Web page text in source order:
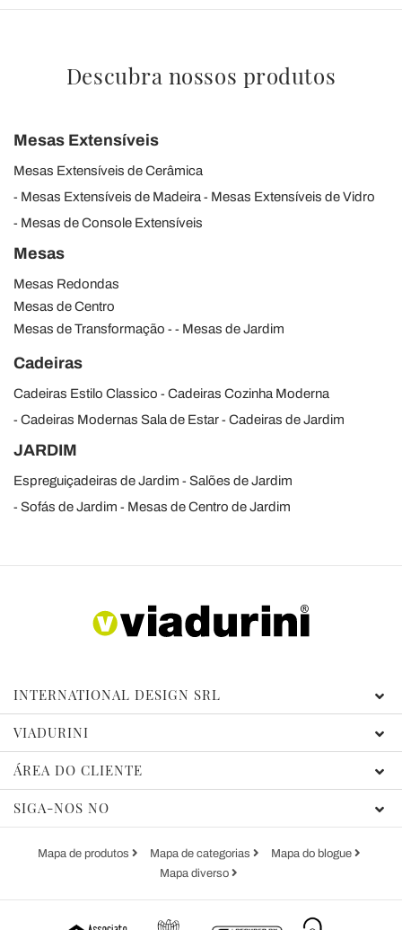
Descubra nossos produtos
Mesas Extensíveis
Mesas Extensíveis de Cerâmica
Mesas Extensíveis de Madeira
Mesas Extensíveis de Vidro
Mesas de Console Extensíveis
Mesas
Mesas Redondas
Mesas de Centro
Mesas de Transformação
Mesas de Jardim
Cadeiras
Cadeiras Estilo Classico
Cadeiras Cozinha Moderna
Cadeiras Modernas Sala de Estar
Cadeiras de Jardim
JARDIM
Espreguiçadeiras de Jardim
Salões de Jardim
Sofás de Jardim
Mesas de Centro de Jardim
INTERNATIONAL DESIGN SRL
VIADURINI
ÁREA DO CLIENTE
SIGA-NOS NO
Mapa de produtos Mapa de categorias
Mapa do blogue
Mapa diverso